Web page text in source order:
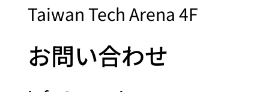
Taiwan Tech Arena 4F
お問い合わせ